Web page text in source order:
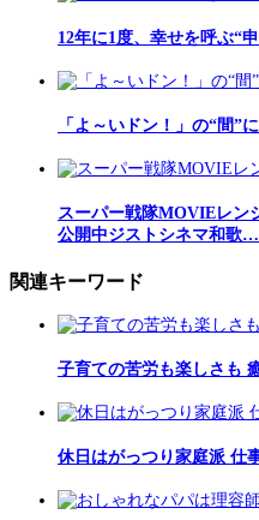
12年に1度、幸せを呼ぶ“
「よ～いドン！」の“間”
スーパー戦隊MOVIEレン
公開中ジストシネマ和歌…
関連キーワード
子育ての苦労も楽しさも
休日はがっつり家庭派 仕